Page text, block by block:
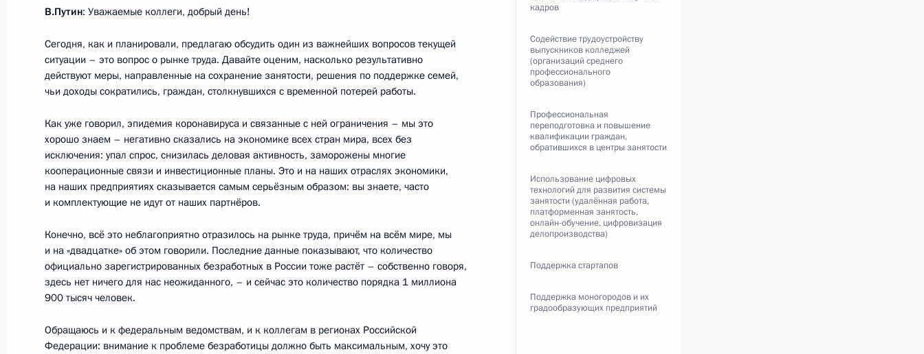
28 мая 2020 года, четверг
Телефонный разговор с Эмиром Катара Тамимом Аль Тани
28 мая 2020 года, 13:50
Встреча с главой компании «Транснефть» Николаем Токаревым
28 мая 2020 года, 13:30 Москва, Кремль
2
Борис Титов направил Президенту ежегодный доклад
Уполномоченного по защите прав предпринимателей
28 мая 2020 года, 10:00
Поздравление с Днём пограничника
В.Путин: Уважаемые коллеги, добрый день!
Сегодня, как и планировали, предлагаю обсудить один из важнейших вопросов текущей
ситуации – это вопрос о рынке труда. Давайте оценим, насколько результативно
действуют меры, направленные на сохранение занятости, решения по поддержке семей,
чьи доходы сократились, граждан, столкнувшихся с временной потерей работы.
Как уже говорил, эпидемия коронавируса и связанные с ней ограничения – мы это
хорошо знаем – негативно сказались на экономике всех стран мира, всех без
исключения: упал спрос, снизилась деловая активность, заморожены многие
кооперационные связи и инвестиционные планы. Это и на наших отраслях экономики,
на наших предприятиях сказывается самым серьёзным образом: вы знаете, часто
и комплектующие не идут от наших партнёров.
Конечно, всё это неблагоприятно отразилось на рынке труда, причём на всём мире, мы
и на «двадцатке» об этом говорили. Последние данные показывают, что количество
официально зарегистрированных безработных в России тоже растёт – собственно говоря,
здесь нет ничего для нас неожиданного, – и сейчас это количество порядка 1 миллиона
900 тысяч человек.
Обращаюсь и к федеральным ведомствам, и к коллегам в регионах Российской
Федерации: внимание к проблеме безработицы должно быть максимальным, хочу это
кадров
Содействие трудоустройству
выпускников колледжей
(организаций среднего
профессионального
образования)
Профессиональная
переподготовка и повышение
квалификации граждан,
обратившихся в центры занятости
Использование цифровых
технологий для развития системы
занятости (удалённая работа,
платформенная занятость,
онлайн-обучение, цифровизация
делопроизводства)
Поддержка стартапов
Поддержка моногородов и их
градообразующих предприятий